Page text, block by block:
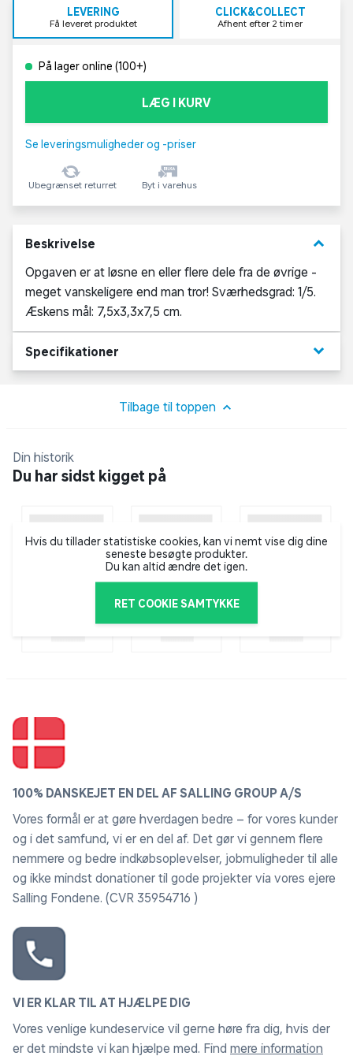
LEVERING
Få leveret produktet
CLICK&COLLECT
Afhent efter 2 timer
På lager online (100+)
LÆG I KURV
Se leveringsmuligheder og -priser
Ubegrænset returret Byt i varehus
Beskrivelse keyboard_arrow_down
Opgaven er at løsne en eller flere dele fra de øvrige -
meget vanskeligere end man tror! Sværhedsgrad: 1/5.
Æskens mål: 7,5x3,3x7,5 cm.
Specifikationer keyboard_arrow_down
Tilbage til toppen
Din historik
Du har sidst kigget på
Hvis du tillader statistiske cookies, kan vi nemt vise dig dine
seneste besøgte produkter.
Du kan altid ændre det igen.
RET COOKIE SAMTYKKE
100% DANSKEJET EN DEL AF SALLING GROUP A/S
Vores formål er at gøre hverdagen bedre – for vores kunder
og i det samfund, vi er en del af. Det gør vi gennem flere
nemmere og bedre indkøbsoplevelser, jobmuligheder til alle
og ikke mindst donationer til gode projekter via vores ejere
Salling Fondene. (CVR 35954716 )
VI ER KLAR TIL AT HJÆLPE DIG
Vores venlige kundeservice vil gerne høre fra dig, hvis der
er det mindste vi kan hjælpe med. Find mere information